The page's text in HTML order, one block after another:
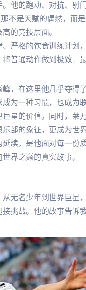
他的跑动、对抗、射
不是天赋的偶然，而
的竞技层面。
严格的饮食训练计划
普通动作做到极致，
，在这里他几乎夺得
为一种习惯，也成为
星的价值。同时，莱
部的象征，更成为世界
续，是他面对每一份
界之巅的真实故事。
无名少年到世界巨星
挑战。他的故事告诉